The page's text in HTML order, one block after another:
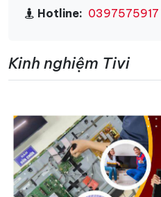
Hotline: 0397575917
Kinh nghiệm Tivi